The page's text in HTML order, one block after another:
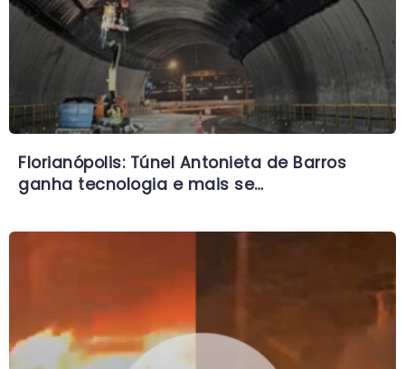
Florianópolis: Túnel Antonieta de Barros
ganha tecnologia e mais se…